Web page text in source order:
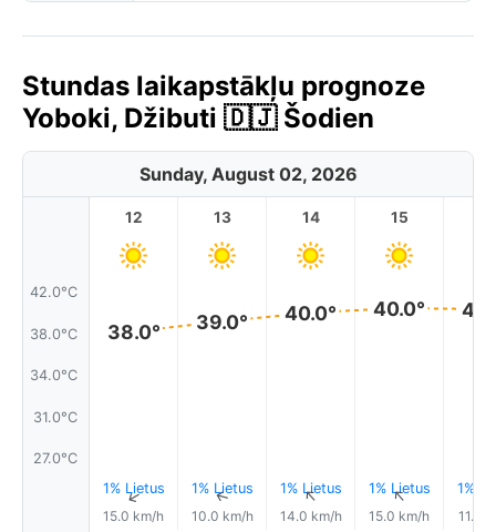
Stundas laikapstākļu prognoze
Yoboki, Džibuti 🇩🇯 Šodien
Sunday, August 02, 2026
42.0°C
38.0°C
34.0°C
31.0°C
27.0°C
12
38.0°
1% Lietus
↑
15.0 km/h
13
39.0°
1% Lietus
↑
10.0 km/h
14
40.0°
1% Lietus
↑
14.0 km/h
15
40.0°
1% Lietus
↑
15.0 km/h
1%
11.0